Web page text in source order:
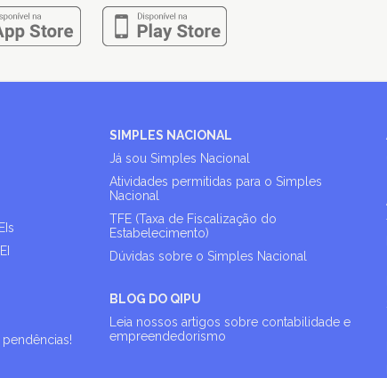
SIMPLES NACIONAL
Já sou Simples Nacional
Atividades permitidas para o Simples
Nacional
TFE (Taxa de Fiscalização do
Estabelecimento)
Dúvidas sobre o Simples Nacional
BLOG DO QIPU
Leia nossos artigos sobre contabilidade e
empreendedorismo